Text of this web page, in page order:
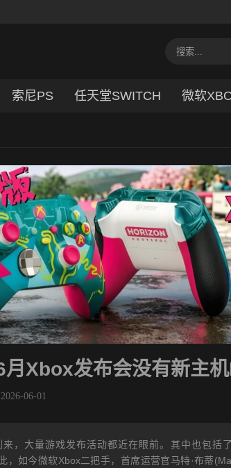
索尼PS 任天堂SWITCH 微软
月Xbox发布会没有新主
2026-06-01
来，大量游戏发布活动都近在眼前。其中也包括
，如今微软Xbox二把手，首席运营官马特·布蒂